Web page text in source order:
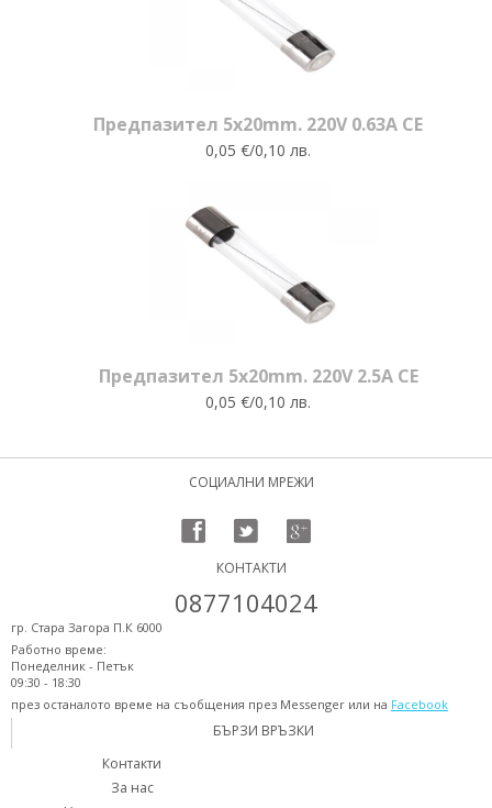
Предпазител 5x20mm. 220V 0.63A CE
0,05 €/0,10 лв.
Предпазител 5x20mm. 220V 2.5A CE
0,05 €/0,10 лв.
СОЦИАЛНИ МРЕЖИ
КОНТАКТИ
0877104024
гр. Стара Загора П.К 6000
Работно време:
Понеделник - Петък
09:30 - 18:30
през останалото време на съобщения през Messenger или на Facebook
БЪРЗИ ВРЪЗКИ
Контакти
За нас